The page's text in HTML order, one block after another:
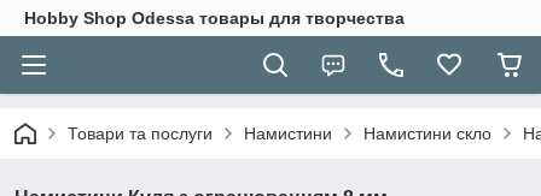
Hobbу Shop Odessa товары для творчества
Товари та послуги Намистини Намистини скло